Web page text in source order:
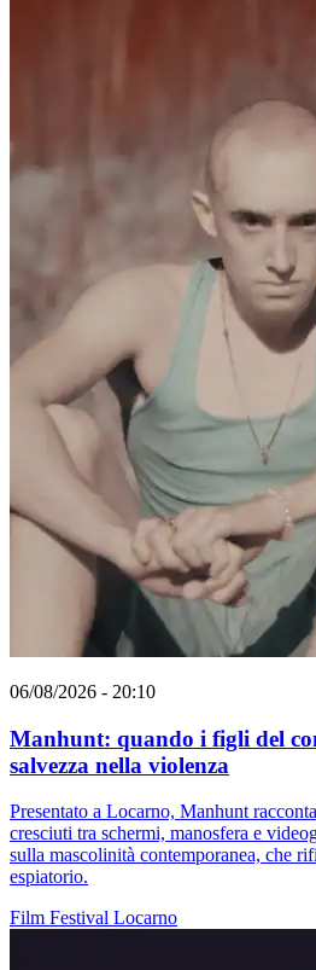
06/08/2026 - 20:10
Manhunt: quando i figli del
salvezza nella violenza
Presentato a Locarno, Manhunt
cresciuti tra schermi, manosfera e
sulla mascolinità contemporanea, che
espiatorio.
Film Festival Locarno